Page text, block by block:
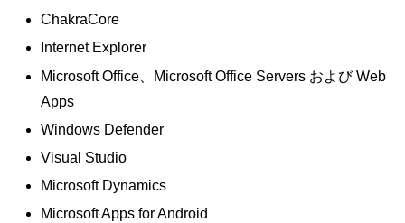
ChakraCore
Internet Explorer
Microsoft Office、Microsoft Office Servers および Web
Apps
Windows Defender
Visual Studio
Microsoft Dynamics
Microsoft Apps for Android